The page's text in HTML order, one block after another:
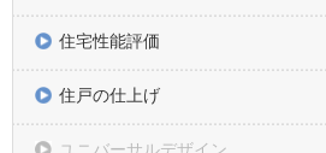
住宅性能評価
住戸の仕上げ